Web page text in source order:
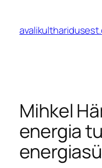
treści
Mihkel
energia